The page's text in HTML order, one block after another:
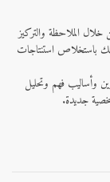
الملاحظة والتركيز
باستخلاص استنتاجات
وأساليب فهم وتحليل
جديدة.